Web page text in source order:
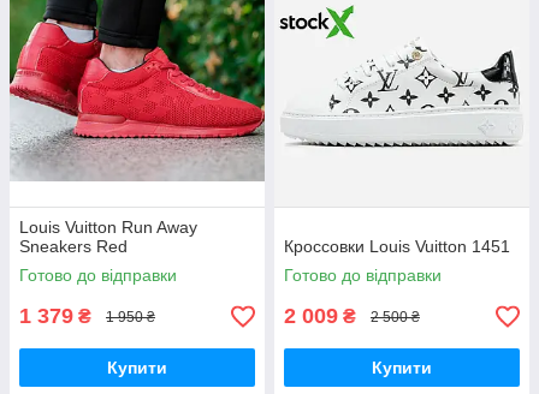
Louis Vuitton Run Away
Sneakers Red
Готово до відправки
1 379 ₴ 1 950 ₴
Купити
Кроссовки Louis Vuitton 1451
Готово до відправки
2 009 ₴ 2 500 ₴
Купити